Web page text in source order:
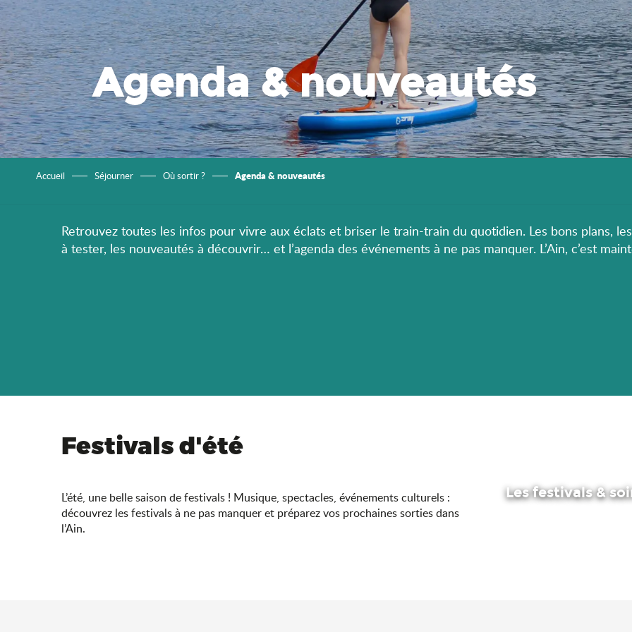
Agenda & nouveautés
Accueil Séjourner Où sortir ? Agenda & nouveautés
Retrouvez toutes les infos pour vivre aux éclats et briser le train-train du quotidien. Les bons plans,
à tester, les nouveautés à découvrir… et l’agenda des événements à ne pas manquer. L’Ain, c’est
Festivals d'été
L’été, une belle saison de festivals ! Musique, spectacles, événements culturels :
découvrez les festivals à ne pas manquer et préparez vos prochaines sorties dans
l’Ain.
Les festivals &